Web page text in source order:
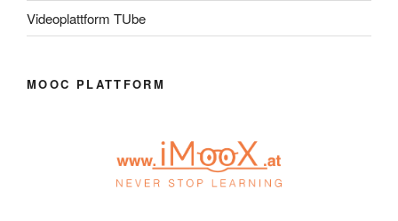
Videoplattform TUbe
MOOC PLATTFORM